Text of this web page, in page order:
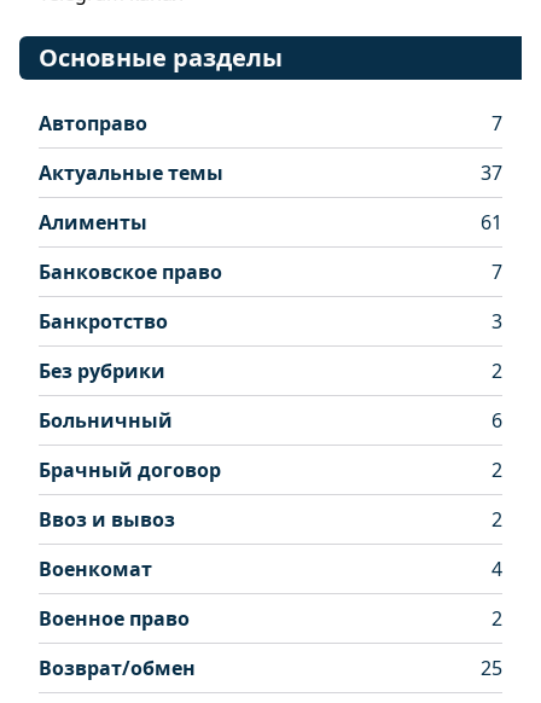
Основные разделы
Автоправо
7
Актуальные темы
37
Алименты
61
Банковское право
7
Банкротство
3
Без рубрики
2
Больничный
6
Брачный договор
2
Ввоз и вывоз
2
Военкомат
4
Военное право
2
Возврат/обмен
25